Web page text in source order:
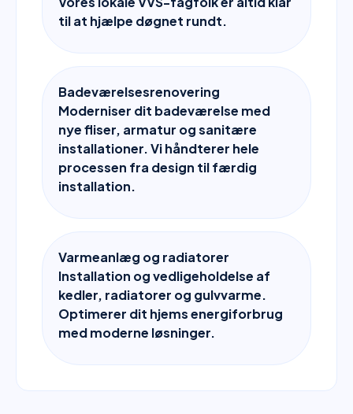
til at hjælpe døgnet rundt.
Badeværelsesrenovering
Moderniser dit badeværelse med
nye fliser, armatur og sanitære
installationer. Vi håndterer hele
processen fra design til færdig
installation.
Varmeanlæg og radiatorer
Installation og vedligeholdelse af
kedler, radiatorer og gulvvarme.
Optimerer dit hjems energiforbrug
med moderne løsninger.